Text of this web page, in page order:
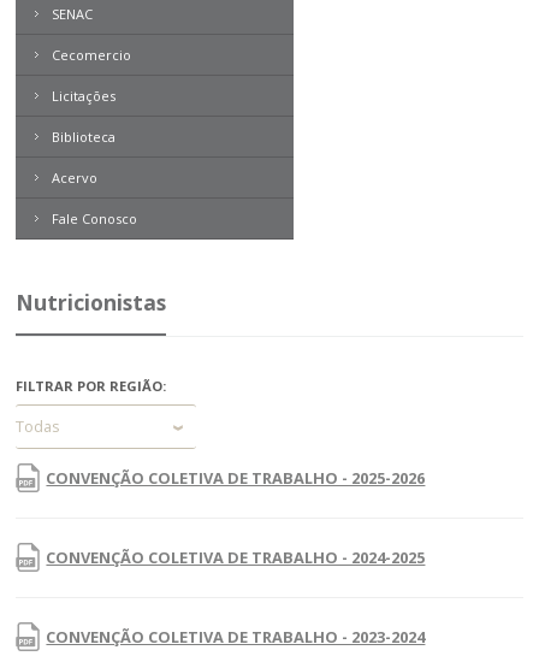
SENAC
Cecomercio
Licitações
Biblioteca
Boletim Direito
Contemporâneo
Revista Problemas Brasileiros
Livros
Acervo
Fale Conosco
Nutricionistas
FILTRAR POR REGIÃO:
Todas
CONVENÇÃO COLETIVA DE TRABALHO - 2025-2026
CONVENÇÃO COLETIVA DE TRABALHO - 2024-2025
CONVENÇÃO COLETIVA DE TRABALHO - 2023-2024